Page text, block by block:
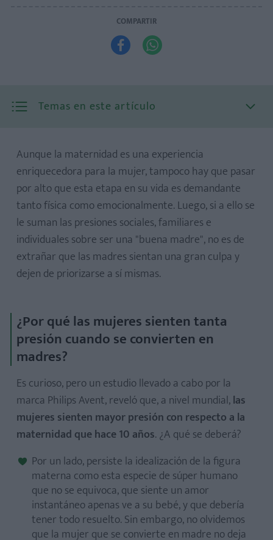
COMPARTIR
 
Temas en este artículo
¿Y si yo soy la madre?
Aunque la maternidad es una experiencia
enriquecedora para la mujer, tampoco hay que pasar
por alto que esta etapa en su vida es demandante
tanto física como emocionalmente. Luego, si a ello se
le suman las presiones sociales, familiares e
individuales sobre ser una "buena madre", no es de
extrañar que las madres sientan una gran culpa y
dejen de priorizarse a sí mismas.
¿Por qué las mujeres sienten tanta
presión cuando se convierten en
madres?
Es curioso, pero un estudio llevado a cabo por la
marca Philips Avent, reveló que, a nivel mundial,las
mujeres sienten mayor presión con respecto a la
maternidad que hace 10 años. ¿A qué se deberá?
Por un lado, persiste la idealización de la figura
materna como esta especie de súper humano
que no se equivoca, que siente un amor
instantáneo apenas ve a su bebé, y que debería
tener todo resuelto. Sin embargo, no olvidemos
que la mujer que se convierte en madre no deja